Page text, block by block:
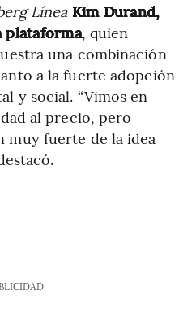
Línea Kim Durand,
plataforma, quien
una combinación
a la fuerte adopción
y social. “Vimos en
al precio, pero
muy fuerte de la idea